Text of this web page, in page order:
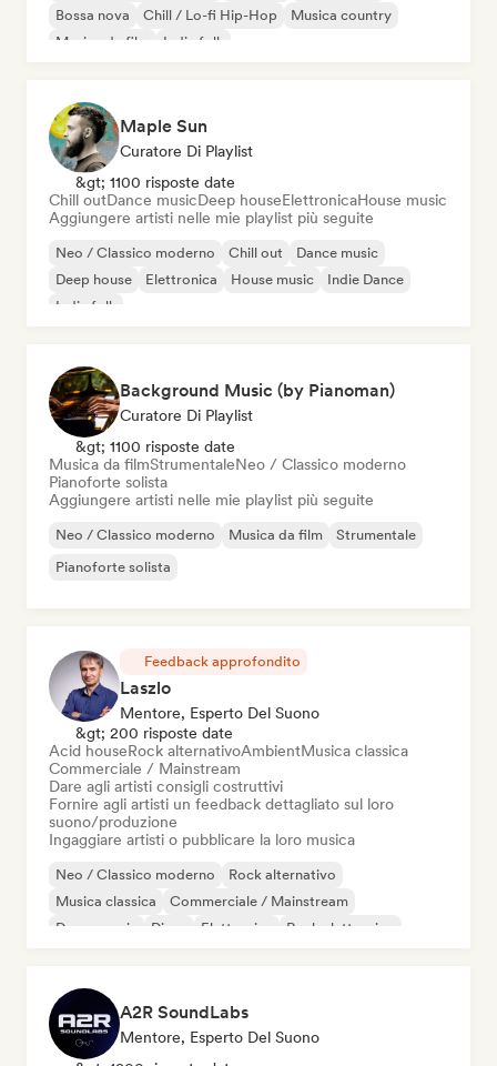
Bossa nova
Chill / Lo-fi Hip-Hop
Musica country
Musica da film
Indie folk
Maple Sun
Curatore Di Playlist
&gt; 1100 risposte date
Chill outDance musicDeep houseElettronicaHouse music
Aggiungere artisti nelle mie playlist più seguite
Neo / Classico moderno Chill out
Dance music
Deep house
Elettronica House music
Indie Dance
Indie folk
Background Music (by Pianoman)
Curatore Di Playlist
&gt; 1100 risposte date
Musica da filmStrumentaleNeo / Classico moderno
Pianoforte solista
Aggiungere artisti nelle mie playlist più seguite
Neo / Classico moderno Musica da film
Strumentale
Pianoforte solista
Feedback approfondito
Laszlo
Mentore, Esperto Del Suono
&gt; 200 risposte date
Acid houseRock alternativoAmbientMusica classica
Commerciale / Mainstream
Dare agli artisti consigli costruttivi
Fornire agli artisti un feedback dettagliato sul loro
suono/produzione
Ingaggiare artisti o pubblicare la loro musica
Neo / Classico moderno
Rock alternativo
Musica classica
Commerciale / Mainstream
Dance music
Disco Elettronica Rock elettronico
A2R SoundLabs
Mentore, Esperto Del Suono